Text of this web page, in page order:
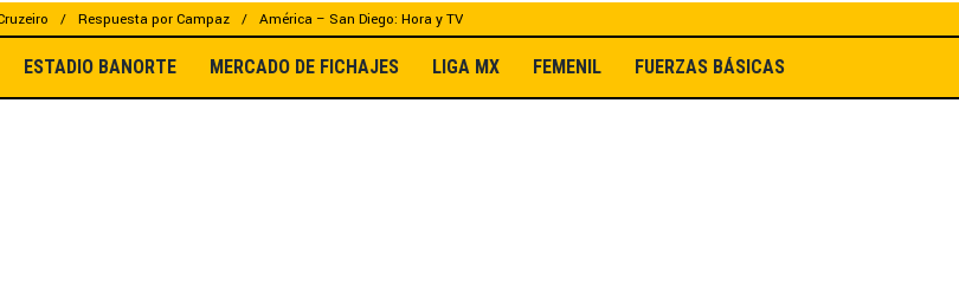
Respuesta por Campaz América – San Diego: Hora y TV
ESTADIO BANORTE MERCADO DE FICHAJES LIGA MX FEMENIL FUERZAS BÁSICAS